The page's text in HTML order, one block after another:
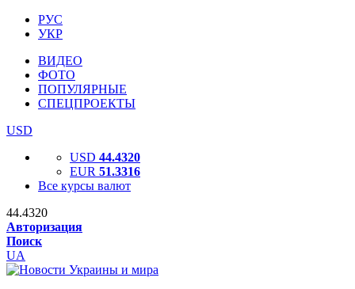
РУС
УКР
ВИДЕО
ФОТО
ПОПУЛЯРНЫЕ
СПЕЦПРОЕКТЫ
USD
USD 44.4320
EUR 51.3316
Все курсы валют
44.4320
Авторизация
Поиск
UA